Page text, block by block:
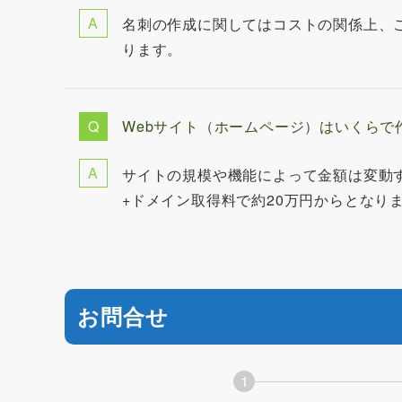
名刺の作成に関してはコストの関係上
ります。
Webサイト（ホームページ）はいくらで
サイトの規模や機能によって金額は変
+ドメイン取得料で約20万円からとなり
お問合せ
1